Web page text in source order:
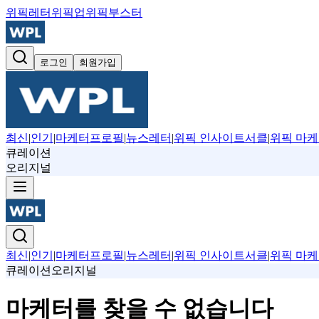
위픽레터 위픽업위픽부스터
로그인 회원가입
최신|인기 |마케터프로필|뉴스레터 |위픽 인사이트서클|위픽 마케
큐레이션
오리지널
최신|인기 |마케터프로필|뉴스레터 |위픽 인사이트서클|위픽 마케
큐레이션 오리지널
마케터를 찾을 수 없습니다